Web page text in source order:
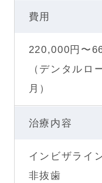
費用
220,000円〜
（デンタル
月）
治療内容
インビザライ
非抜歯